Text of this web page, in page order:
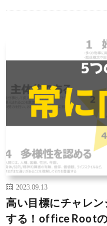
2023.09.13
高い目標にチャレ
する！office Root